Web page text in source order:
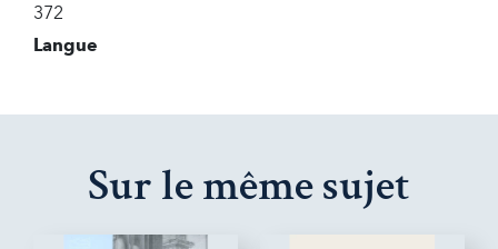
372
Langue
Sur le même sujet